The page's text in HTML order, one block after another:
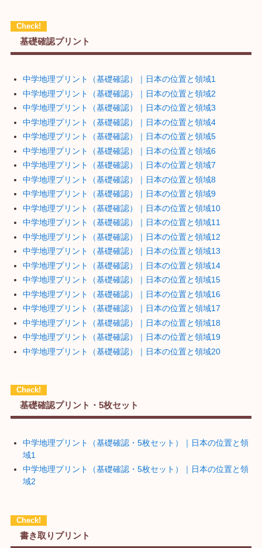
基礎確認プリント
中学地理プリント（基礎確認）｜日本の位置と領域1
中学地理プリント（基礎確認）｜日本の位置と領域2
中学地理プリント（基礎確認）｜日本の位置と領域3
中学地理プリント（基礎確認）｜日本の位置と領域4
中学地理プリント（基礎確認）｜日本の位置と領域5
中学地理プリント（基礎確認）｜日本の位置と領域6
中学地理プリント（基礎確認）｜日本の位置と領域7
中学地理プリント（基礎確認）｜日本の位置と領域8
中学地理プリント（基礎確認）｜日本の位置と領域9
中学地理プリント（基礎確認）｜日本の位置と領域10
中学地理プリント（基礎確認）｜日本の位置と領域11
中学地理プリント（基礎確認）｜日本の位置と領域12
中学地理プリント（基礎確認）｜日本の位置と領域13
中学地理プリント（基礎確認）｜日本の位置と領域14
中学地理プリント（基礎確認）｜日本の位置と領域15
中学地理プリント（基礎確認）｜日本の位置と領域16
中学地理プリント（基礎確認）｜日本の位置と領域17
中学地理プリント（基礎確認）｜日本の位置と領域18
中学地理プリント（基礎確認）｜日本の位置と領域19
中学地理プリント（基礎確認）｜日本の位置と領域20
基礎確認プリント・5枚セット
中学地理プリント（基礎確認・5枚セット）｜日本の位置と領
域1
中学地理プリント（基礎確認・5枚セット）｜日本の位置と領
域2
書き取りプリント